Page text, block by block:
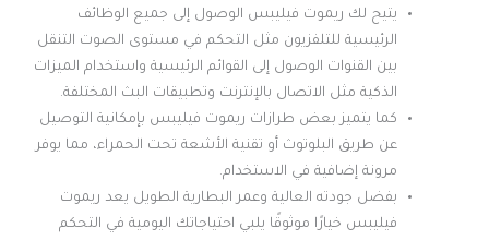
يتيح لك ريموت فيليبس الوصول إلى جميع الوظائف
الرئيسية للتلفزيون مثل التحكم في مستوى الصوت التنقل
بين القنوات الوصول إلى القوائم الرئيسية واستخدام الميزات
الذكية مثل الاتصال بالإنترنت وتطبيقات البث المختلفة.
كما يتميز بعض طرازات ريموت فيليبس بإمكانية التوصيل
عن طريق البلوتوث أو تقنية الأشعة تحت الحمراء، مما يوفر
مرونة إضافية في الاستخدام.
بفضل جودته العالية وعمر البطارية الطويل يعد ريموت
فيليبس خيارًا موثوقًا يلبي احتياجاتك اليومية في التحكم